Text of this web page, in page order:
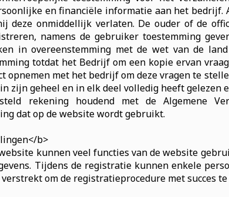
en financiële informatie aan het
deze onmiddellijk verlaten. De ouder of de
namens de gebruiker toestemming
in overeenstemming met de wet van de
totdat het Bedrijf om een kopie ervan
opnemen met het bedrijf om deze vragen te
zijn geheel en in elk deel volledig heeft gelezen
rekening houdend met de Algemene
dat op de website wordt gebruikt.
b>
kunnen veel functies van de website
Tijdens de registratie kunnen enkele
om de registratieprocedure met succes